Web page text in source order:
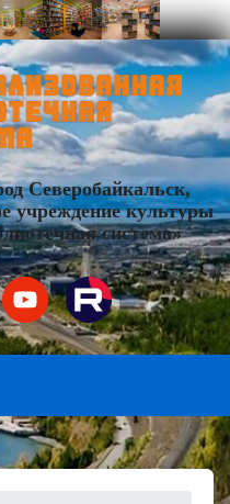
Северобайкальск,
учреждение культуры
система»